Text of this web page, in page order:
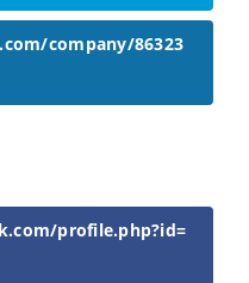
company/86323
profile.php?id=